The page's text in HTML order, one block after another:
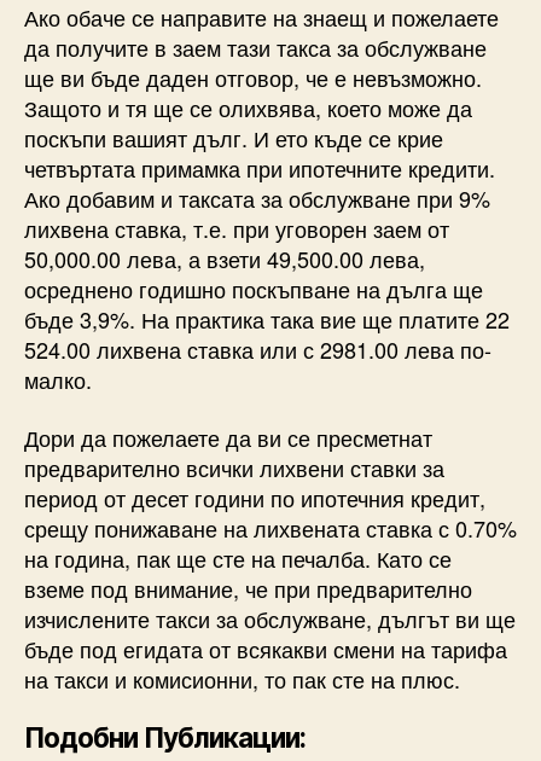
Ако обаче се направите на знаещ и пожелаете
да получите в заем тази такса за обслужване
ще ви бъде даден отговор, че е невъзможно.
Защото и тя ще се олихвява, което може да
поскъпи вашият дълг. И ето къде се крие
четвъртата примамка при ипотечните кредити.
Ако добавим и таксата за обслужване при 9%
лихвена ставка, т.е. при уговорен заем от
50,000.00 лева, а взети 49,500.00 лева,
осреднено годишно поскъпване на дълга ще
бъде 3,9%. На практика така вие ще платите 22
524.00 лихвена ставка или с 2981.00 лева по-
малко.
Дори да пожелаете да ви се пресметнат
предварително всички лихвени ставки за
период от десет години по ипотечния кредит,
срещу понижаване на лихвената ставка с 0.70%
на година, пак ще сте на печалба. Като се
вземе под внимание, че при предварително
изчислените такси за обслужване, дългът ви ще
бъде под егидата от всякакви смени на тарифа
на такси и комисионни, то пак сте на плюс.
Подобни Публикации: